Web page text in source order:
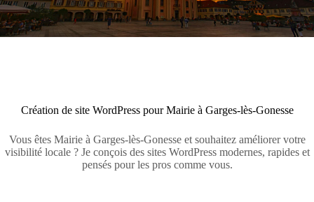
Création de site WordPress pour Mairie à Garges-lès-Gonesse
Vous êtes Mairie à Garges-lès-Gonesse et souhaitez améliorer votre
visibilité locale ? Je conçois des sites WordPress modernes, rapides et
pensés pour les pros comme vous.